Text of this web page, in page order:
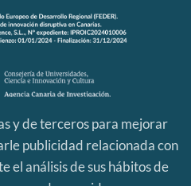
y de terceros para mejorar
publicidad relacionada con
el análisis de sus hábitos de